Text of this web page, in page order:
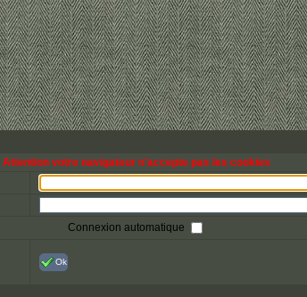
Attention votre navigateur n'accepte pas les cookies
Connexion automatique
Ok